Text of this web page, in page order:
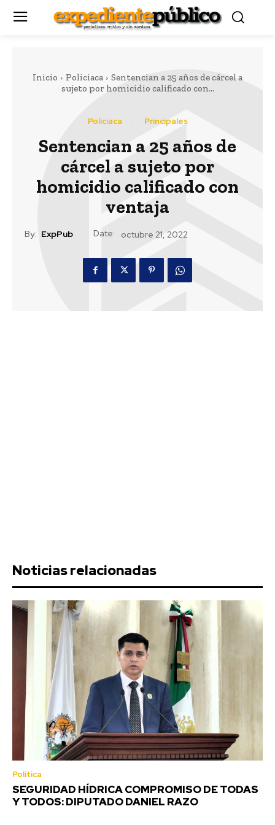
Inicio Policiaca
Sentencian a 25 años de cárcel a
sujeto por homicidio calificado con...
Policiaca Principales
Sentencian a 25 años de
cárcel a sujeto por
homicidio calificado con
ventaja
By: ExpPub Date: octubre 21, 2022
Noticias relacionadas
Política
SEGURIDAD HÍDRICA COMPROMISO DE TODAS
Y TODOS: DIPUTADO DANIEL RAZO